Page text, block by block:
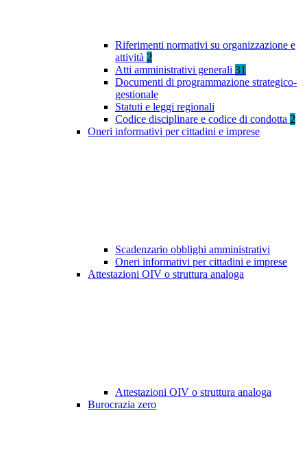
Riferimenti normativi su organizzazione e
attività 2
Atti amministrativi generali 31
Documenti di programmazione strategico-
gestionale
Statuti e leggi regionali
Codice disciplinare e codice di condotta 2
Oneri informativi per cittadini e imprese
Scadenzario obblighi amministrativi
Oneri informativi per cittadini e imprese
Attestazioni OIV o struttura analoga
Attestazioni OIV o struttura analoga
Burocrazia zero